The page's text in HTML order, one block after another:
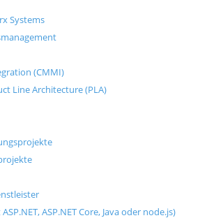
Systems
(CMMI)
Line Architecture (PLA)
ASP.NET Core, Java oder node.js)